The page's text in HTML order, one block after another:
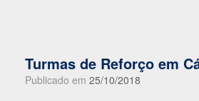
Turmas de Reforço em
Publicado em 25/10/2018